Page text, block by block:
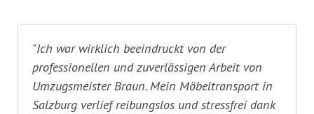
"Ich war wirklich beeindruckt von der
professionellen und zuverlässigen Arbeit von
Umzugsmeister Braun. Mein Möbeltransport in
Salzburg verlief reibungslos und stressfrei dank